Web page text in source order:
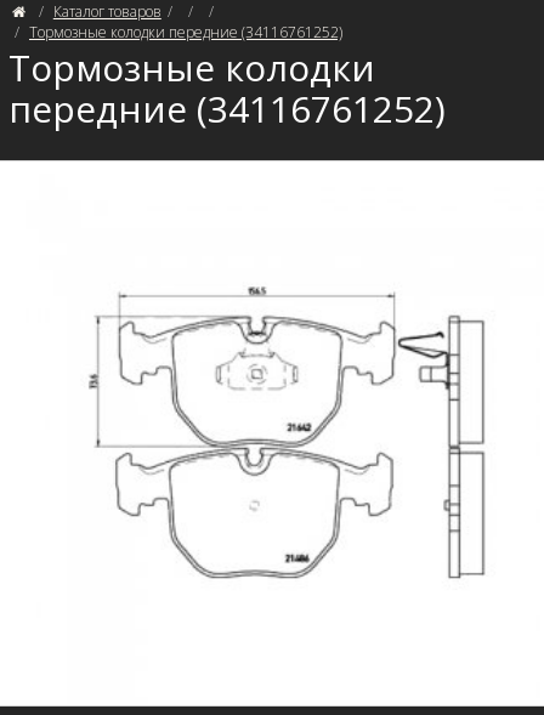
Каталог товаров
Тормозные колодки передние (34116761252)
Тормозные колодки
передние (34116761252)